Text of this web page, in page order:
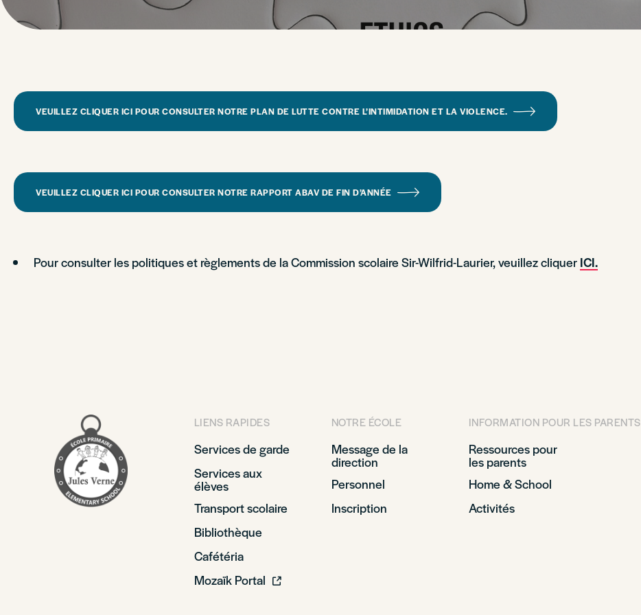
VEUILLEZ CLIQUER ICI POUR CONSULTER NOTRE PLAN DE LUTTE CONTRE L’INTIMIDATION ET LA VIOLENCE.
VEUILLEZ CLIQUER ICI POUR CONSULTER NOTRE RAPPORT ABAV DE FIN D’ANNÉE
Pour consulter les politiques et règlements de la Commission scolaire Sir-Wilfrid-Laurier, veuillez cliquer ICI.
LIENS RAPIDES
Services de garde
Services aux
élèves
Transport scolaire
Bibliothèque
Cafétéria
Mozaïk Portal
NOTRE ÉCOLE
Message de la
direction
Personnel
Inscription
INFORMATION POUR LES PARENTS
Ressources pour
les parents
Home & School
Activités